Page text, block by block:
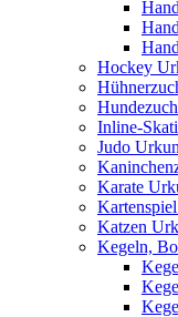
Hockey
Inline-
Judo
Karate
Katzen
Kegeln,